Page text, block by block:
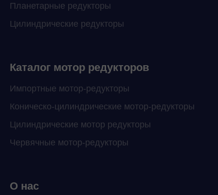
Планетарные редукторы
Цилиндрические редукторы
Каталог мотор редукторов
Импортные мотор-редукторы
Коническо-цилиндрические мотор-редукторы
Цилиндрические мотор редукторы
Червячные мотор-редукторы
О нас